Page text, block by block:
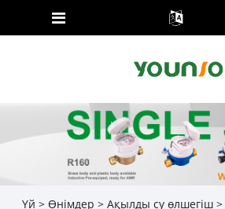
Үй > Өнімдер > Ақылды су өлшегіш>